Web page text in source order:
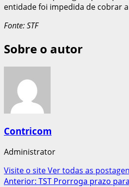
entidade foi impedida de cobrar
Fonte: STF
Sobre o autor
Contricom
Administrator
Visite o siteVer todas as
Navegação
Anterior: TST Prorroga prazo